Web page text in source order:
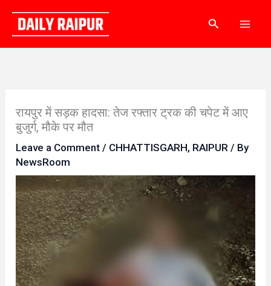
content
Search
रायपुर में सड़क हादसा: तेज रफ्तार ट्रक की चपेट में आए
बुजुर्ग, मौके पर मौत
Leave a Comment / CHHATTISGARH, RAIPUR / By
NewsRoom